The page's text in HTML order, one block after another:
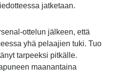
jatketaan.
ottelun jälkeen, että
yhä pelaajien tuki. Tuo
tarpeeksi pitkälle.
maanantaina